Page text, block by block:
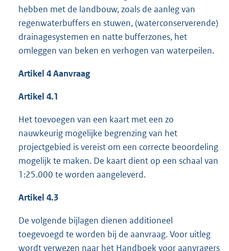
hebben met de landbouw, zoals de aanleg van
regenwaterbuffers en stuwen, (waterconserverende)
drainagesystemen en natte bufferzones, het
omleggen van beken en verhogen van waterpeilen.
Artikel 4 Aanvraag
Artikel 4.1
Het toevoegen van een kaart met een zo
nauwkeurig mogelijke begrenzing van het
projectgebied is vereist om een correcte beoordeling
mogelijk te maken. De kaart dient op een schaal van
1:25.000 te worden aangeleverd.
Artikel 4.3
De volgende bijlagen dienen additioneel
toegevoegd te worden bij de aanvraag. Voor uitleg
wordt verwezen naar het Handboek voor aanvragers